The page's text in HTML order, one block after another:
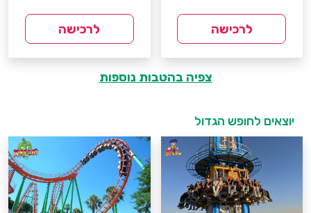
לרכישה לרכישה
צפיה בהטבות נוספות
יוצאים לחופש הגדול